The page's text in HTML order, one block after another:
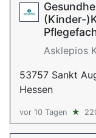
(Kinder-
Asklepios
53757 Sankt
Hessen
vor 10 Tagen ★